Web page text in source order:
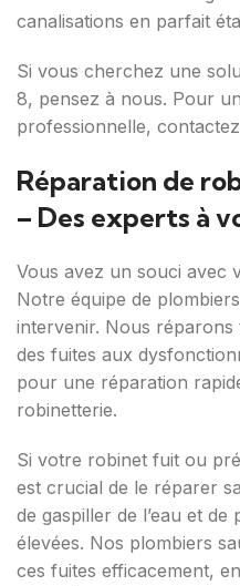
canalisations en parfait
Si vous cherchez une
8, pensez à nous. Pour
professionnelle,
Réparation de
– Des experts à
Vous avez un souci avec
Notre équipe de
intervenir. Nous
des fuites aux
pour une réparation
robinetterie.
Si votre robinet fuit ou
est crucial de le réparer
de gaspiller de l’eau et
élevées. Nos plombiers
ces fuites efficacement,